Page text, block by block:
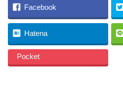
Facebook
Hatena
Pocket